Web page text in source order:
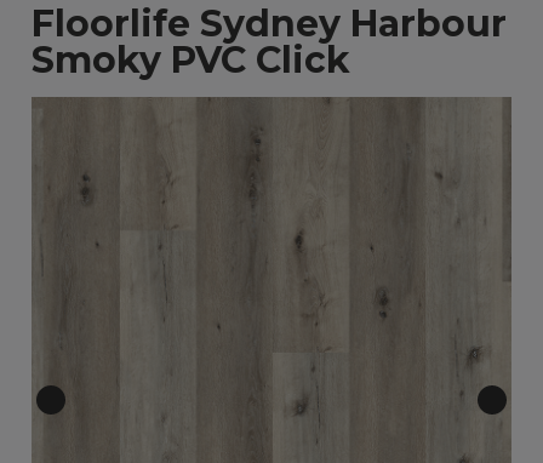
Floorlife Sydney Harbour
Smoky PVC Click